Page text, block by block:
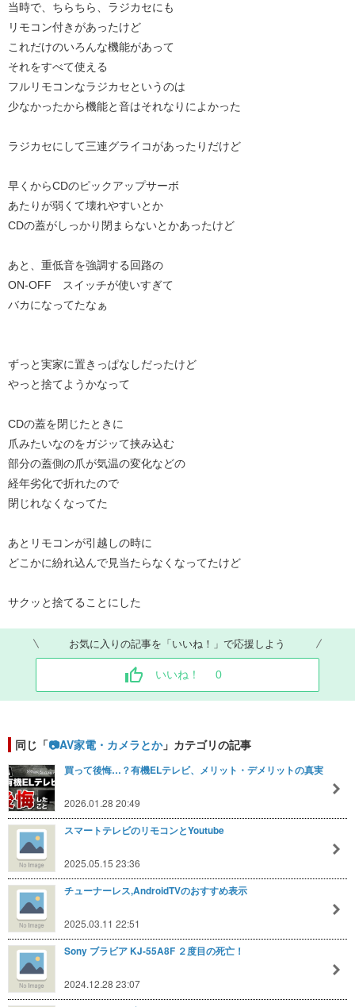
当時で、ちらちら、ラジカセにも
リモコン付きがあったけど
これだけのいろんな機能があって
それをすべて使える
フルリモコンなラジカセというのは
少なかったから機能と音はそれなりによかった
ラジカセにして三連グライコがあったりだけど
早くからCDのピックアップサーボ
あたりが弱くて壊れやすいとか
CDの蓋がしっかり閉まらないとかあったけど
あと、重低音を強調する回路の
ON-OFF スイッチが使いすぎて
バカになってたなぁ
ずっと実家に置きっぱなしだったけど
やっと捨てようかなって
CDの蓋を閉じたときに
爪みたいなのをガジッて挟み込む
部分の蓋側の爪が気温の変化などの
経年劣化で折れたので
閉じれなくなってた
あとリモコンが引越しの時に
どこかに紛れ込んで見当たらなくなってたけど
サクッと捨てることにした
お気に入りの記事を「いいね！」で応援しよう
いいね！ 0
同じ「📷AV家電・カメラとか」カテゴリの記事
買って後悔…？有機ELテレビ、メリット・デメリットの真実
2026.01.28 20:49
スマートテレビのリモコンとYoutube
2025.05.15 23:36
チューナーレス,AndroidTVのおすすめ表示
2025.03.11 22:51
Sony ブラビア KJ-55A8F ２度目の死亡！
2024.12.28 23:07